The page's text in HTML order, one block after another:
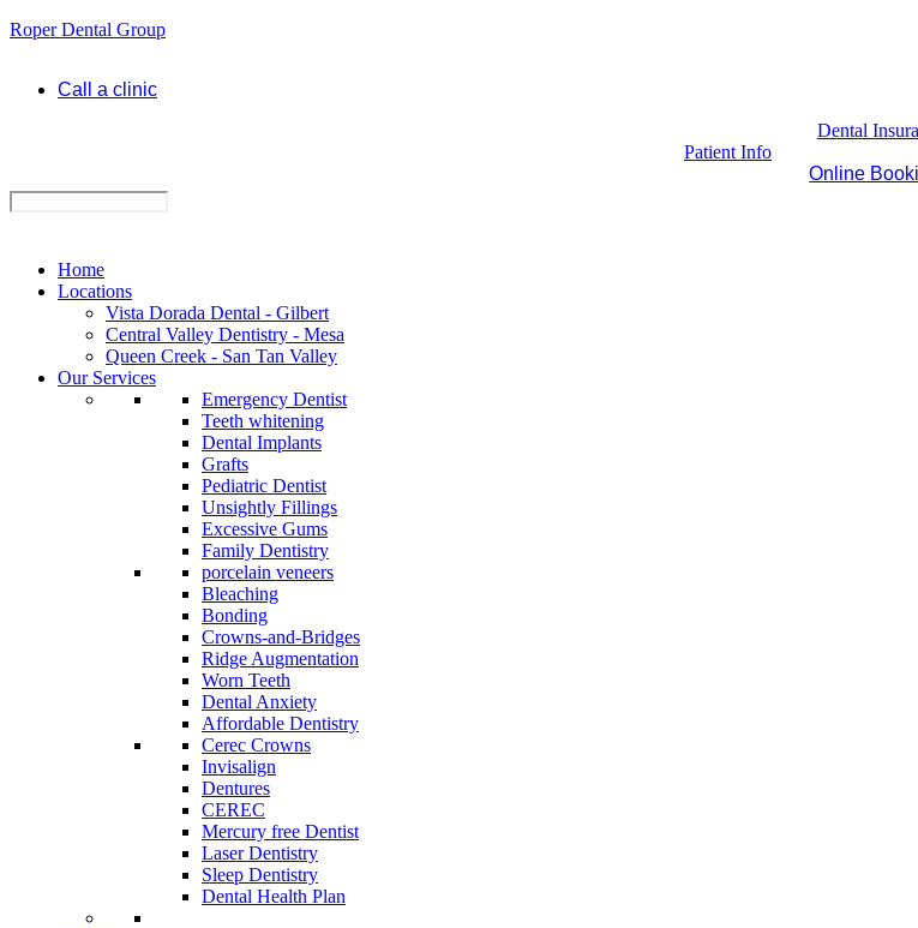
Roper Dental Group
Call a clinic
Dental
Patient Info
Online
Home
Locations
Vista Dorada Dental - Gilbert
Central Valley Dentistry - Mesa
Queen Creek - San Tan Valley
Our Services
Emergency Dentist
Teeth whitening
Dental Implants
Grafts
Pediatric Dentist
Unsightly Fillings
Excessive Gums
Family Dentistry
porcelain veneers
Bleaching
Bonding
Crowns-and-Bridges
Ridge Augmentation
Worn Teeth
Dental Anxiety
Affordable Dentistry
Cerec Crowns
Invisalign
Dentures
CEREC
Mercury free Dentist
Laser Dentistry
Sleep Dentistry
Dental Health Plan